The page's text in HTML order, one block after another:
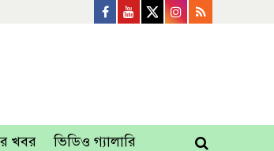
খবর ভিডিও গ্যালারি